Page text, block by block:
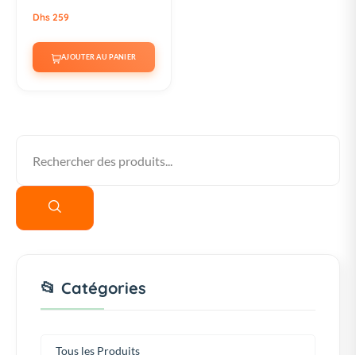
Dhs 259
AJOUTER AU PANIER
📂 Catégories
Tous les Produits